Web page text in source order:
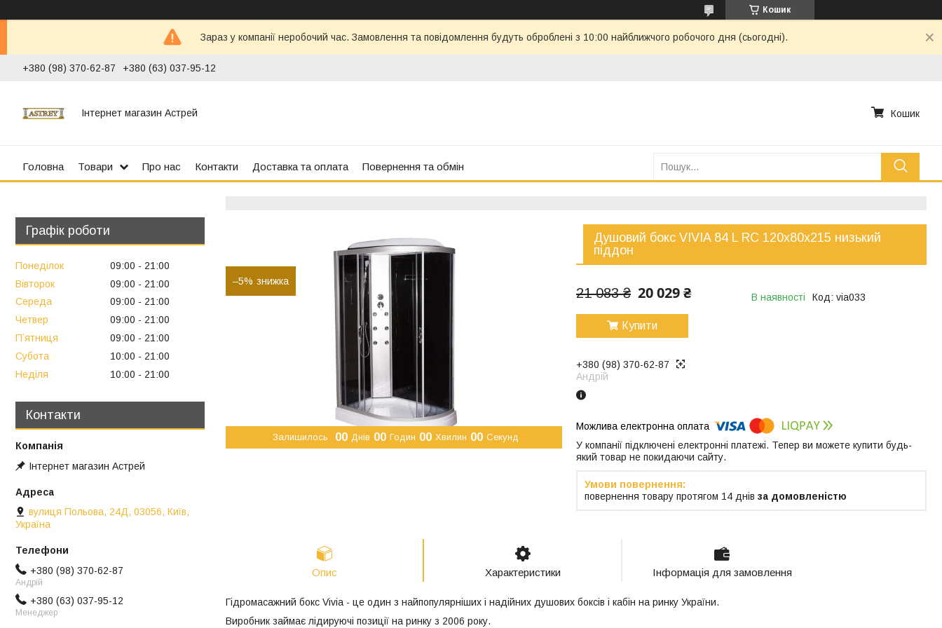
Кошик
Зараз у компанії неробочий час. Замовлення та повідомлення будуть оброблені з 10:00 найближчого робочого дня (сьогодні).
+380 (98) 370-62-87 +380 (63) 037-95-12
Інтернет магазин Астрей Кошик
Головна Товари Про нас Контакти Доставка та оплата Повернення та обмін
–5%
Залишилось 00 Днів 00 Годин 00 Хвилин 00 Секунд
Душовий бокс VIVIA 84 L RC 120x80x215 низький
піддон
21 083 ₴ 20 029 ₴ В наявності Код: via033
Купити
+380 (98) 370-62-87
Андрій
У компанії підключені електронні платежі. Тепер ви можете купити будь-
який товар не покидаючи сайту.
повернення товару протягом 14 днів за домовленістю
Опис Характеристики Інформація для замовлення
Гідромасажний бокс Vivia - це один з найпопулярніших і надійних душових боксів і кабін на ринку України.
Виробник займає лідируючі позиції на ринку з 2006 року.
Графік роботи
Понеділок 09:00
21:00
Вівторок
09:00
21:00
Середа
09:00
21:00
Четвер
09:00
21:00
Пʼятниця
09:00
21:00
Субота
10:00
21:00
Неділя
10:00 21:00
Контакти
Інтернет магазин Астрей
вулиця Польова, 24Д, 03056, Київ,
Україна
+380 (98) 370-62-87
Андрій
+380 (63) 037-95-12
Менеджер